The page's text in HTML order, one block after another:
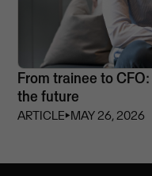
From trainee to
the future
ARTICLE⏵MAY 26, 2026